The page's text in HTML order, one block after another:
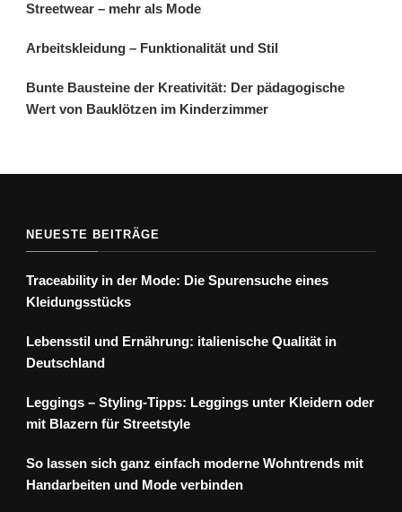
Streetwear – mehr als Mode
Arbeitskleidung – Funktionalität und Stil
Bunte Bausteine der Kreativität: Der pädagogische
Wert von Bauklötzen im Kinderzimmer
NEUESTE BEITRÄGE
Traceability in der Mode: Die Spurensuche eines
Kleidungsstücks
Lebensstil und Ernährung: italienische Qualität in
Deutschland
Leggings – Styling-Tipps: Leggings unter Kleidern oder
mit Blazern für Streetstyle
So lassen sich ganz einfach moderne Wohntrends mit
Handarbeiten und Mode verbinden